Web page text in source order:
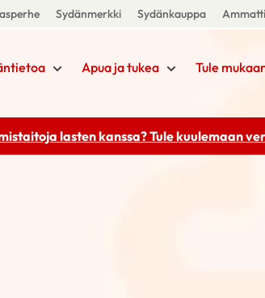
Sydänmerkki Sydänkauppa
Apua ja tukea Tule
lasten kanssa? Tule kuulemaan